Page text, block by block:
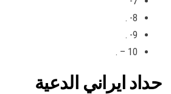
8- .
9- .
10 – .
حداد ايراني الدعية